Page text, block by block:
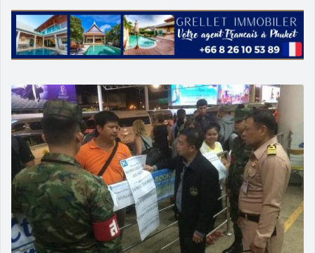
Phuket Peranakan Festival
‘Phuket Eye’ assurera la sécurité pendant Songkran
Campagne de sécurité routière ‘Seven Days of Danger’ de